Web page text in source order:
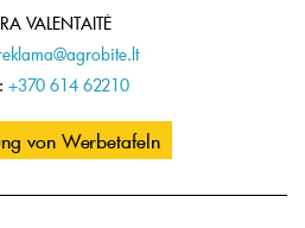
VALENTAITĖ
+370 614 62210
von Werbetafeln